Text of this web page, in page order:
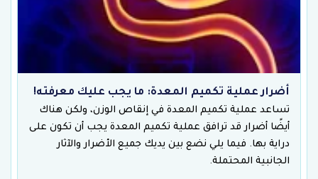
أضرار عملية تكميم المعدة: ما يجب عليك معرفته!
تساعد عملية تكميم المعدة في إنقاص الوزن، ولكن هناك
أيضًا أضرار قد ترافق عملية تكميم المعدة يجب أن تكون على
دراية بها. فيما يلي نضع بين يديك جميع الأضرار والآثار
الجانبية المحتملة.